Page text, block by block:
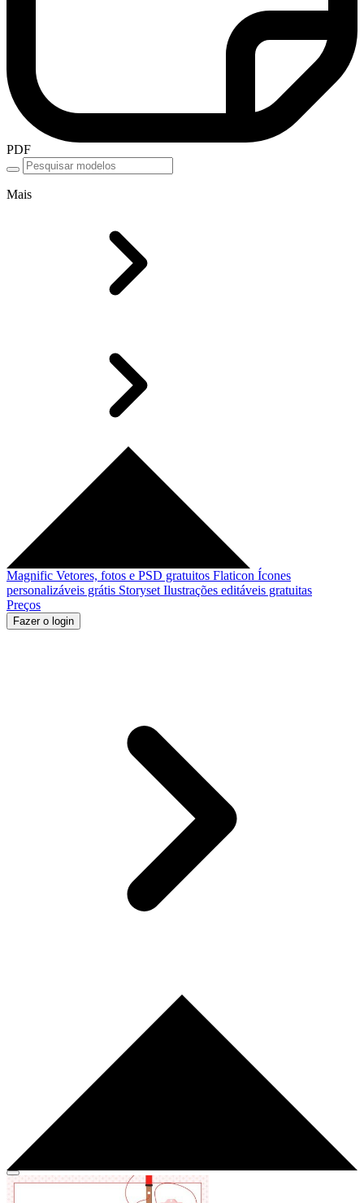
PDF
Mais
Magnific Vetores, fotos e PSD gratuitos Flaticon Ícones
personalizáveis grátis Storyset Ilustrações editáveis gratuitas
Preços
Fazer o login